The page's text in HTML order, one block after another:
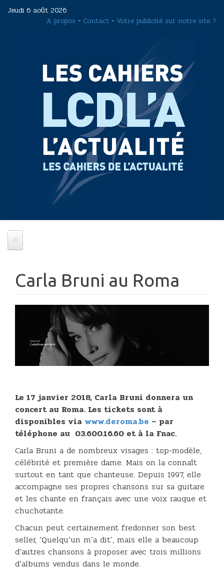
Jeudi 6 août 2026
A propos - Contact - Votre publicité sur notre site ?
Carla Bruni au Roma
08/12/2017
Carla Bruni au Roma
Le 17 janvier 2018, Carla Bruni donnera un
concert au Roma. Les tickets sont à
disponibles via www.deroma.be – par
téléphone au 03.600.16.60 et à la Fnac.
Carla Bruni a de nombreux visages : top-modèle,
célébrité et première dame. Mais on la connaît
surtout en tant que chanteuse. Depuis 1997, elle
accompagne ses propres chansons sur sa guitare
et les chante en français avec une voix rauque et
chuchotante.
Chacun peut certainement fredonner son best
seller, ‘Quelqu’un m’a dit’, mais elle a beaucoup
d’autres chansons à proposer avec trois millions
d’albums vendus dans le monde.